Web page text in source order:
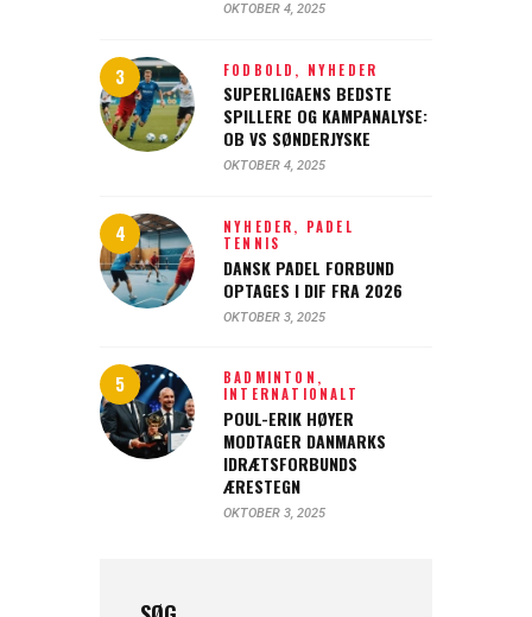
OKTOBER 4, 2025
FODBOLD, NYHEDER
SUPERLIGAENS BEDSTE
SPILLERE OG KAMPANALYSE:
OB VS SØNDERJYSKE
OKTOBER 4, 2025
NYHEDER, PADEL
TENNIS
DANSK PADEL FORBUND
OPTAGES I DIF FRA 2026
OKTOBER 3, 2025
BADMINTON,
INTERNATIONALT
POUL-ERIK HØYER
MODTAGER DANMARKS
IDRÆTSFORBUNDS
ÆRESTEGN
OKTOBER 3, 2025